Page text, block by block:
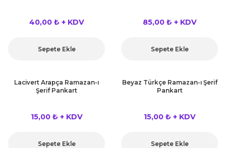
40,00 ₺ + KDV
Sepete Ekle
85,00 ₺ + KDV
Sepete Ekle
Lacivert Arapça Ramazan-ı
Şerif Pankart
15,00 ₺ + KDV
Sepete Ekle
Beyaz Türkçe Ramazan-ı Şerif
Pankart
15,00 ₺ + KDV
Sepete Ekle